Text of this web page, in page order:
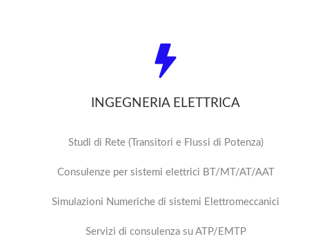
INGEGNERIA ELETTRICA
Studi di Rete (Transitori e Flussi di Potenza)
Consulenze per sistemi elettrici BT/MT/AT/AAT
Simulazioni Numeriche di sistemi Elettromeccanici
Servizi di consulenza su ATP/EMTP